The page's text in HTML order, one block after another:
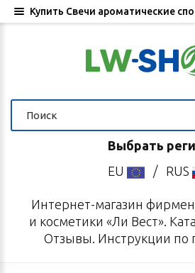
Выбрать
EU
/ RUS
Интернет-магазин
и косметики «Ли Вест».
Отзывы. Инструкции по